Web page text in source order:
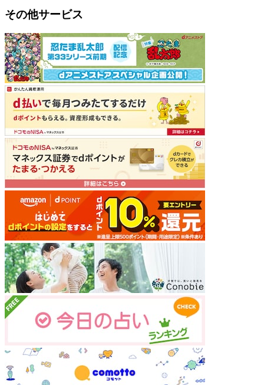
その他サービス